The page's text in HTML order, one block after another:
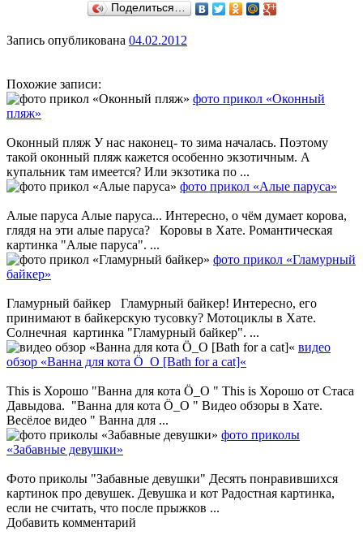
Поделиться…
Запись опубликована 04.02.2012
Похожие записи:
фото прикол «Оконный
пляж»
Оконный пляж У нас наконец- то зима началась. Поэтому
такой оконный пляж кажется особенно экзотичным. А
купальник там имеется? Или экзотика по ...
фото прикол «Алые паруса»
Алые паруса Алые паруса... Интересно, о чём думает корова,
глядя на эти алые паруса? Коровы в Хате. Романтическая
картинка "Алые паруса". ...
фото прикол «Гламурный
байкер»
Гламурный байкер Гламурный байкер! Интересно, его
принимают в байкерскую тусовку? Мотоциклы в Хате.
Солнечная картинка "Гламурный байкер". ...
видео
обзор «Ванна для кота Ö_O [Bath for a cat]«
This is Хорошо "Ванна для кота Ö_O " This is Хорошо от Стаса
Давыдова. "Ванна для кота Ö_O " Видео обзоры в Хате.
Весёлое видео " Ванна для ...
фото приколы
«Забавные девушки»
Фото приколы "Забавные девушки" Десять понравившихся
картинок про девушек. Девушка и кот Радостная картинка,
если не считать, что после прыжков ...
Добавить комментарий